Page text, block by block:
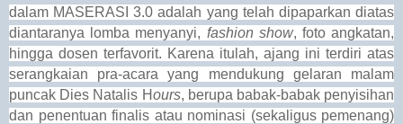
dalam MASERASI 3.0 adalah yang telah dipaparkan diatas
diantaranya lomba menyanyi, fashion show, foto angkatan,
hingga dosen terfavorit. Karena itulah, ajang ini terdiri atas
serangkaian pra-acara yang mendukung gelaran malam
puncak Dies Natalis Hours, berupa babak-babak penyisihan
dan penentuan finalis atau nominasi (sekaligus pemenang)